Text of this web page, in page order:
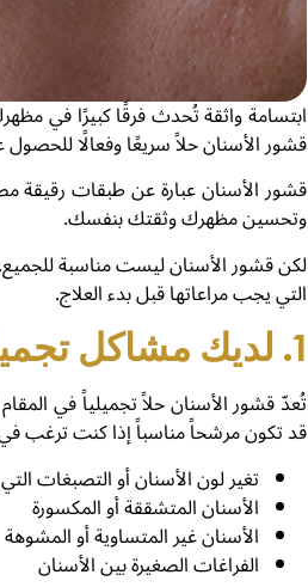
ابتسامة واثقة تُحدث فرقًا كبيرًا في
قشور الأسنان حلاً سريعًا وفعالًا للحصول
قشور الأسنان عبارة عن طبقات رقيقة
وتحسين مظهرك وثقتك بنفسك.
لكن قشور الأسنان ليست مناسبة
التي يجب مراعاتها قبل بدء العلاج.
1. لديك مشاكل تجميلية في أسنانك
تُعدّ قشور الأسنان حلاً تجميلياً في
قد تكون مرشحاً مناسباً إذا كنت
تغير لون الأسنان أو التصبغات
الأسنان المتشققة أو المكسورة
الأسنان غير المتساوية أو المشوهة
الفراغات الصغيرة بين الأسنان